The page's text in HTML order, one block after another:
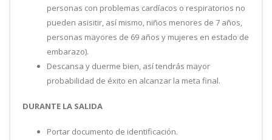
personas con problemas cardíacos o respiratorios no
pueden asisitir, así mismo, niños menores de 7 años,
personas mayores de 69 años y mujeres en estado de
embarazo).
Descansa y duerme bien, así tendrás mayor
probabilidad de éxito en alcanzar la meta final.
DURANTE LA SALIDA
Portar documento de identificación.